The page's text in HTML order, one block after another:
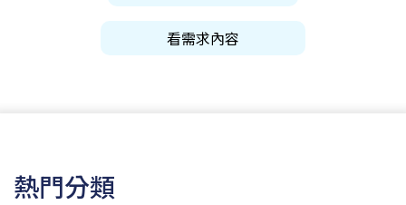
看需求內容
熱門分類